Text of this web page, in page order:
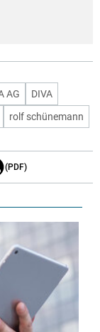
AG
DIVA
rolf schünemann
(PDF)